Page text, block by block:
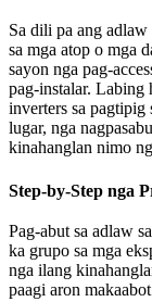
Sa dili pa ang adlaw
sa mga atop o mga
sayon ​​nga pag-
pag-instalar. Labing
inverters sa pagtipig
lugar, nga
kinahanglan nimo
Step-by-Step nga
Pag-abut sa adlaw
ka grupo sa mga
nga ilang
paagi aron